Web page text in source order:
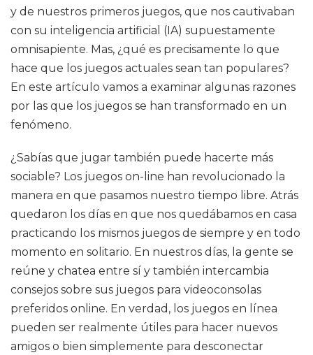
y de nuestros primeros juegos, que nos cautivaban
con su inteligencia artificial (IA) supuestamente
omnisapiente. Mas, ¿qué es precisamente lo que
hace que los juegos actuales sean tan populares?
En este artículo vamos a examinar algunas razones
por las que los juegos se han transformado en un
fenómeno.
¿Sabías que jugar también puede hacerte más
sociable? Los juegos on-line han revolucionado la
manera en que pasamos nuestro tiempo libre. Atrás
quedaron los días en que nos quedábamos en casa
practicando los mismos juegos de siempre y en todo
momento en solitario. En nuestros días, la gente se
reúne y chatea entre sí y también intercambia
consejos sobre sus juegos para videoconsolas
preferidos online. En verdad, los juegos en línea
pueden ser realmente útiles para hacer nuevos
amigos o bien simplemente para desconectar